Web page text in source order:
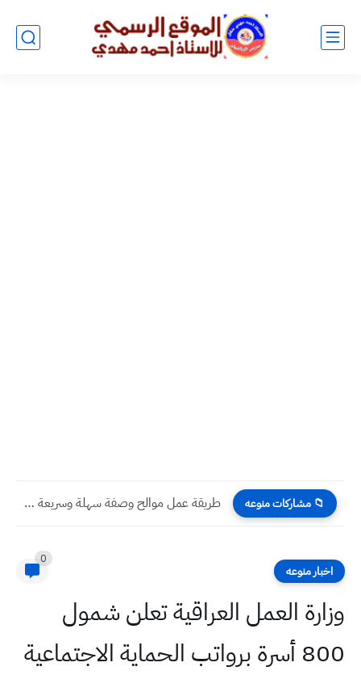
📁 مشاركات منوعه طريقة عمل موالح وصفة سهلة وسريعة بالطريقة العراقية
اخبار منوعه
0
وزارة العمل العراقية تعلن شمول
800 أسرة برواتب الحماية الاجتماعية